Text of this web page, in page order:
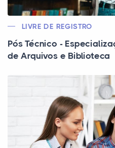
LIVRE DE REGISTRO
Pós Técnico -
de Arquivos e Biblioteca